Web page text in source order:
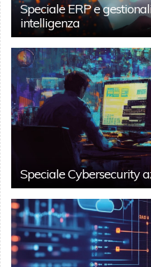
Speciale ERP e
intelligenza
Speciale Cybersecurity